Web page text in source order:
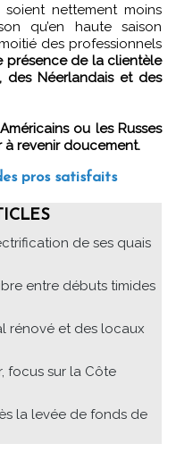
nettement moins
qu’en haute saison
des professionnels
présence de la clientèle
des Néerlandais et des
ou les Russes
revenir doucement.
pros satisfaits
de ses quais
entre débuts timides
rénové et des locaux
focus sur la Côte
la levée de fonds de